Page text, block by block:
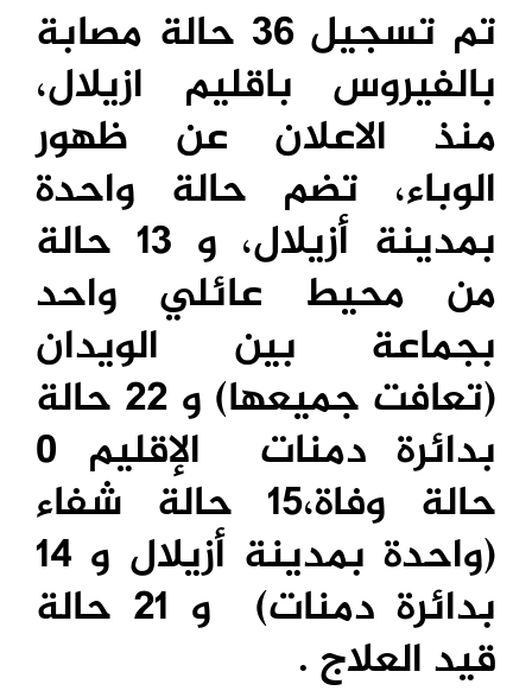
تم تسجيل 36 حالة مصابة
بالفيروس باقليم ازيلال،
منذ الاعلان عن ظهور
الوباء، تضم حالة واحدة
بمدينة أزيلال، و 13 حالة
من محيط عائلي واحد
بجماعة بين الويدان
(تعافت جميعها) و 22 حالة
بدائرة دمنات الإقليم 0
حالة وفاة،15 حالة شفاء
(واحدة بمدينة أزيلال و 14
بدائرة دمنات) و 21 حالة
قيد العلاج .